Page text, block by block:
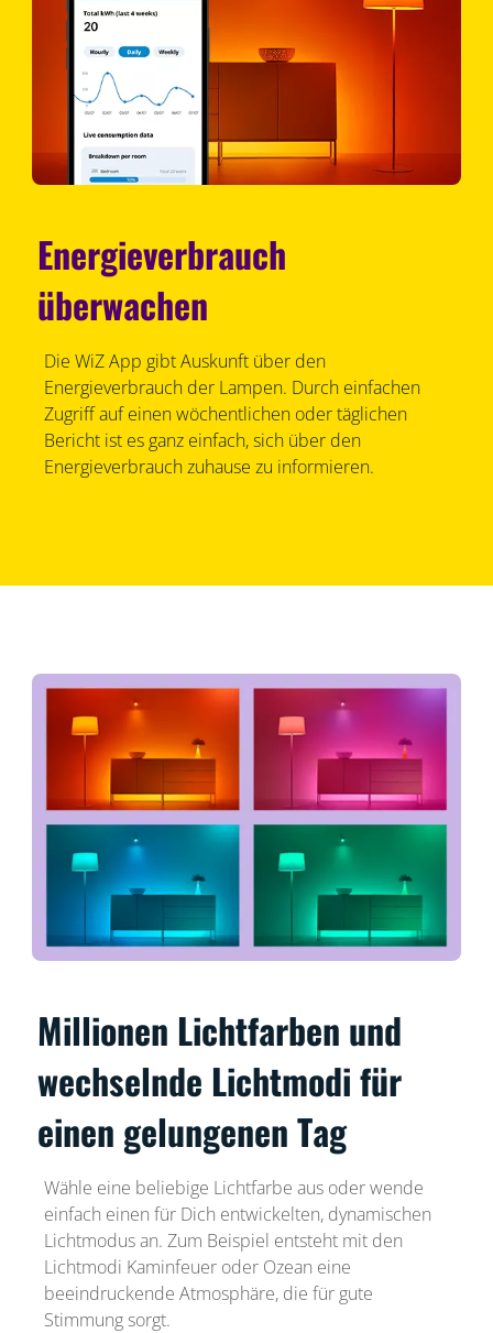
Energieverbrauch
überwachen
Die WiZ App gibt Auskunft über den
Energieverbrauch der Lampen. Durch einfachen
Zugriff auf einen wöchentlichen oder täglichen
Bericht ist es ganz einfach, sich über den
Energieverbrauch zuhause zu informieren.
Millionen Lichtfarben und
wechselnde Lichtmodi für
einen gelungenen Tag
Wähle eine beliebige Lichtfarbe aus oder wende
einfach einen für Dich entwickelten, dynamischen
Lichtmodus an. Zum Beispiel entsteht mit den
Lichtmodi Kaminfeuer oder Ozean eine
beeindruckende Atmosphäre, die für gute
Stimmung sorgt.